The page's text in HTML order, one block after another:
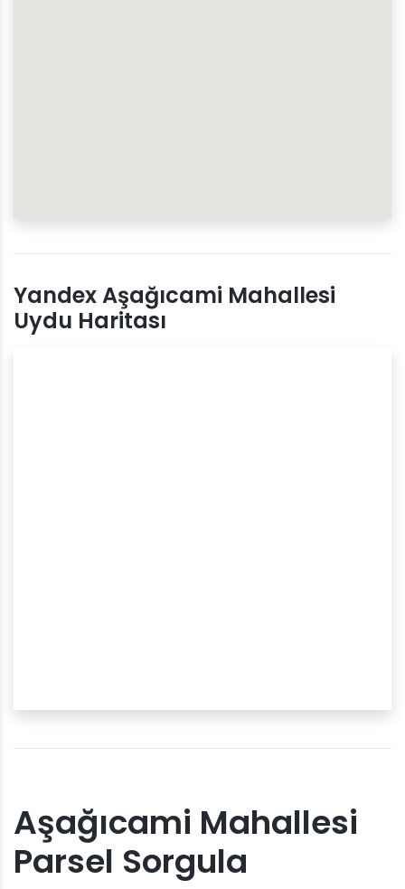
Yandex Aşağıcami Mahallesi
Uydu Haritası
Aşağıcami Mahallesi
Parsel Sorgula